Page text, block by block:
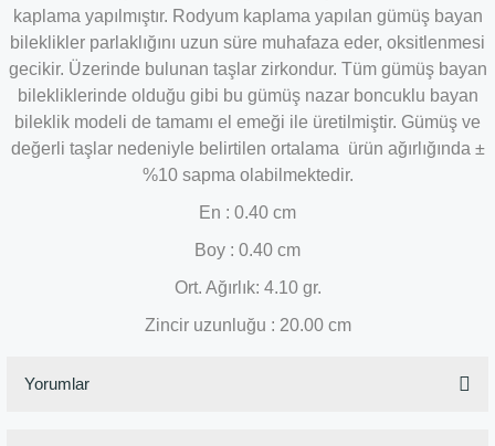
kaplama yapılmıştır. Rodyum kaplama yapılan gümüş bayan
bileklikler parlaklığını uzun süre muhafaza eder, oksitlenmesi
gecikir. Üzerinde bulunan taşlar zirkondur. Tüm gümüş bayan
bilekliklerinde olduğu gibi bu gümüş nazar boncuklu bayan
bileklik modeli de tamamı el emeği ile üretilmiştir. Gümüş ve
değerli taşlar nedeniyle belirtilen ortalama ürün ağırlığında ±
%10 sapma olabilmektedir.
En : 0.40 cm
Boy : 0.40 cm
Ort. Ağırlık: 4.10 gr.
Zincir uzunluğu : 20.00 cm
Yorumlar